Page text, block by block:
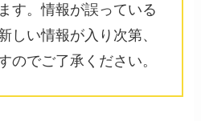
す。情報が誤っている
しい情報が入り次第、
のでご了承ください。